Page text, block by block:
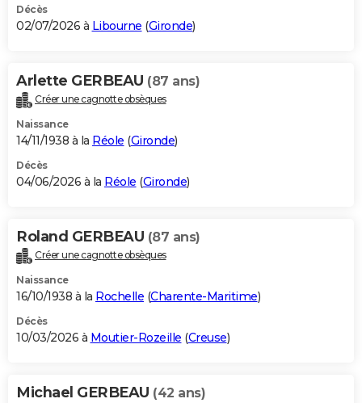
BONS PLANS
Carte de Noël
Carte Bonne année
Carte Saint-Valentin
Carte Pâques
Carte d'anniversaire
DICTIONNAIRE
Dictionnaire
Biographies
Citations
Expressions
Proverbes
PROGRAMME TV
S'inscrire
Se connecter
Lycées
Collèges
Primaires
Universités
Entreprises
Service militaire
Avis de recherche
AVIS DE DÉCÈS
Bricolage
Lifestyle
Culture
Sport
Auto
Television
Voyage
Cinema
Décès
02/07/2026 à Libourne (Gironde)
Arlette GERBEAU (87 ans)
Créer une cagnotte obsèques
Naissance
14/11/1938 à la Réole (Gironde)
Décès
04/06/2026 à la Réole (Gironde)
Roland GERBEAU (87 ans)
Créer une cagnotte obsèques
Naissance
16/10/1938 à la Rochelle (Charente-Maritime)
Décès
10/03/2026 à Moutier-Rozeille (Creuse)
Michael GERBEAU (42 ans)